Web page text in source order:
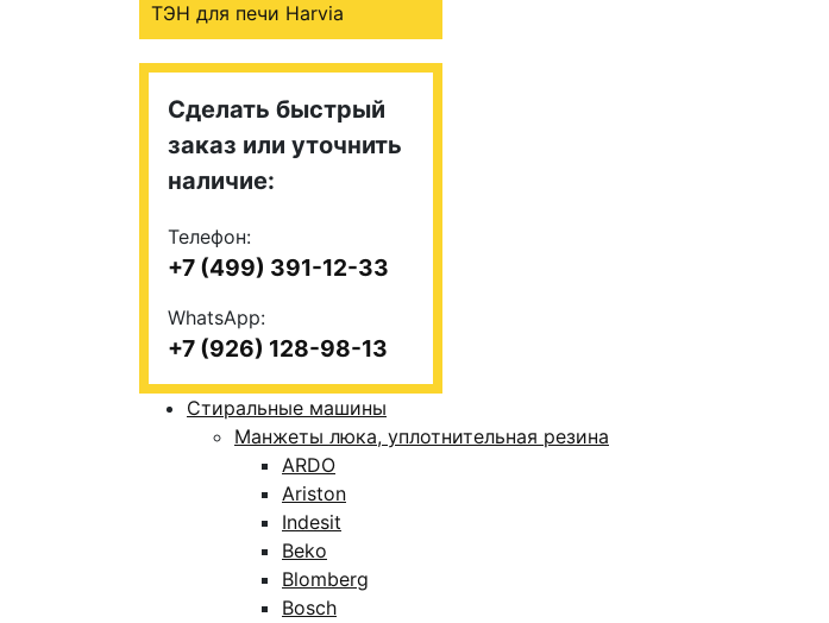
ТЭН для печи Harvia
Сделать быстрый
заказ или уточнить
наличие:
Телефон:
+7 (499) 391-12-33
WhatsApp:
+7 (926) 128-98-13
Стиральные машины
Манжеты люка, уплотнительная резина
ARDO
Ariston
Indesit
Beko
Blomberg
Bosch